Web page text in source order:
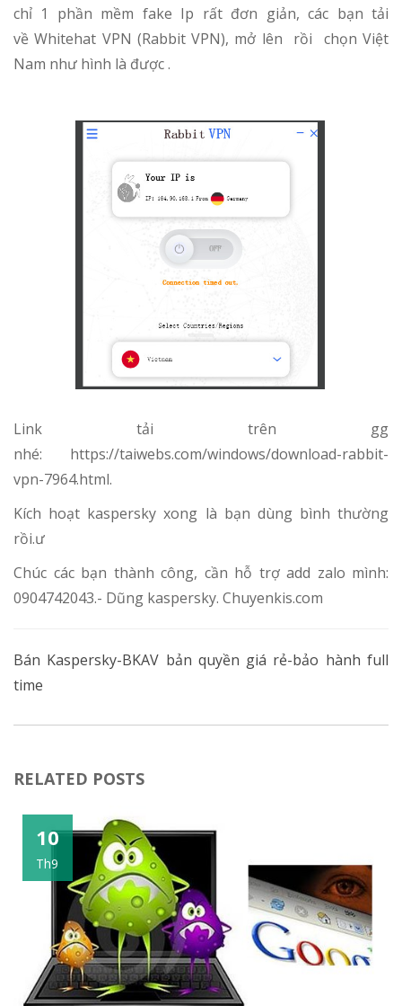
chỉ 1 phần mềm fake Ip rất đơn giản, các bạn tải
về Whitehat VPN (Rabbit VPN), mở lên rồi chọn Việt
Nam như hình là được .
Link tải trên gg
nhé: https://taiwebs.com/windows/download-rabbit-
vpn-7964.html.
Kích hoạt kaspersky xong là bạn dùng bình thường
rồi.ư
Chúc các bạn thành công, cần hỗ trợ add zalo mình:
0904742043.- Dũng kaspersky. Chuyenkis.com
Bán Kaspersky-BKAV bản quyền giá rẻ-bảo hành full
time
RELATED POSTS
10
Th9